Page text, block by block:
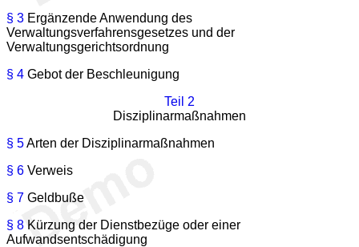
§ 3 Ergänzende Anwendung des
Verwaltungsverfahrensgesetzes und der
Verwaltungsgerichtsordnung
§ 4 Gebot der Beschleunigung
Teil 2
Disziplinarmaßnahmen
§ 5Arten der Disziplinarmaßnahmen
§ 6 Verweis
§ 7 Geldbuße
§ 8 Kürzung der Dienstbezüge oder einer
Aufwandsentschädigung